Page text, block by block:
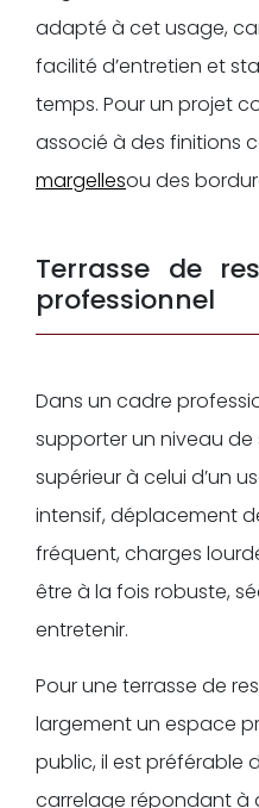
adapté à cet usage,
facilité d’entretien et
temps. Pour un projet
associé à des finitions
margellesou des
Terrasse de
professionnel
Dans un cadre
supporter un niveau
supérieur à celui d’un
intensif, déplacement
fréquent, charges
être à la fois robuste,
entretenir.
Pour une terrasse de
largement un espace
public, il est préférable
carrelage répondant à